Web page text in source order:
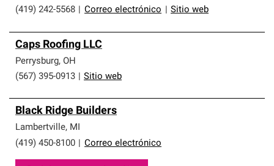
(419) 242-5568
Correo electrónico Sitio web
Caps Roofing LLC
Perrysburg, OH
(567) 395-0913
Sitio web
Black Ridge Builders
Lambertville, MI
(419) 450-8100
Correo electrónico